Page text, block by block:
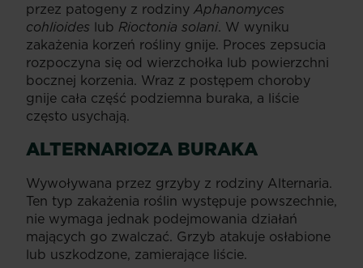
przez patogeny z rodziny Aphanomyces
cohlioides lub Rioctonia solani. W wyniku
zakażenia korzeń rośliny gnije. Proces zepsucia
rozpoczyna się od wierzchołka lub powierzchni
bocznej korzenia. Wraz z postępem choroby
gnije cała część podziemna buraka, a liście
często usychają.
ALTERNARIOZA BURAKA
Wywoływana przez grzyby z rodziny Alternaria.
Ten typ zakażenia roślin występuje powszechnie,
nie wymaga jednak podejmowania działań
mających go zwalczać. Grzyb atakuje osłabione
lub uszkodzone, zamierające liście.